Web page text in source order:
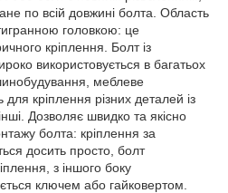
по всій довжині болта. Область
головкою: це
кріплення. Болт із
використовується в багатьох
меблеве
кріплення різних деталей із
Дозволяє швидко та якісно
болта: кріплення за
досить просто, болт
з іншого боку
ключем або гайковертом.